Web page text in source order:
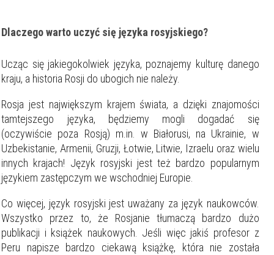
Dlaczego warto uczyć się języka rosyjskiego?
Ucząc się jakiegokolwiek języka, poznajemy kulturę danego
kraju, a historia Rosji do ubogich nie należy.
Rosja jest największym krajem świata, a dzięki znajomości
tamtejszego języka, będziemy mogli dogadać się
(oczywiście poza Rosją) m.in. w Białorusi, na Ukrainie, w
Uzbekistanie, Armenii, Gruzji, Łotwie, Litwie, Izraelu oraz wielu
innych krajach! Język rosyjski jest też bardzo popularnym
językiem zastępczym we wschodniej Europie.
Co więcej, język rosyjski jest uważany za język naukowców.
Wszystko przez to, że Rosjanie tłumaczą bardzo dużo
publikacji i książek naukowych. Jeśli więc jakiś profesor z
Peru napisze bardzo ciekawą książkę, która nie została